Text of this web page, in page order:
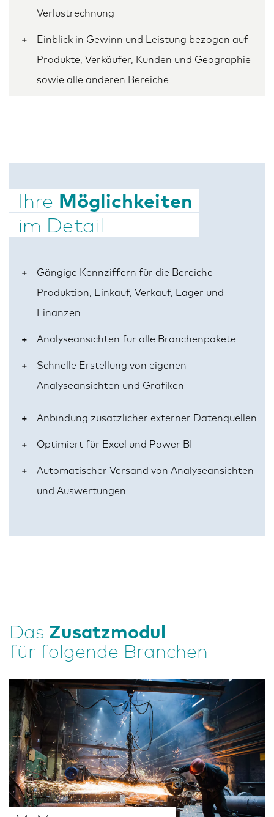
Verlustrechnung
Einblick in Gewinn und Leistung bezogen auf
Produkte, Verkäufer, Kunden und Geographie
sowie alle anderen Bereiche
Ihre Möglichkeiten
im Detail
Gängige Kennziffern für die Bereiche
Produktion, Einkauf, Verkauf, Lager und
Finanzen
Analyseansichten für alle Branchenpakete
Schnelle Erstellung von eigenen
Analyseansichten und Grafiken
Anbindung zusätzlicher externer Datenquellen
Optimiert für Excel und Power BI
Automatischer Versand von Analyseansichten
und Auswertungen
Das Zusatzmodul
für folgende Branchen